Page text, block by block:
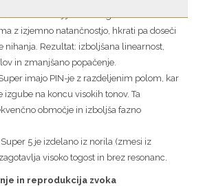
simulacij je bilo mogoče definirati
z izjemno natančnostjo, hkrati pa doseči
nihanja. Rezultat: izboljšana linearnost,
in zmanjšano popačenje.
imajo PIN-je z razdeljenim polom, kar
na koncu visokih tonov. Ta
območje in izboljša fazno
5 je izdelano iz norila (zmesi iz
visoko togost in brez resonanc.
in reprodukcija zvoka